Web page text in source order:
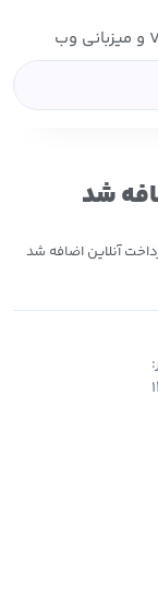
شد
آنلاین اضافه شد